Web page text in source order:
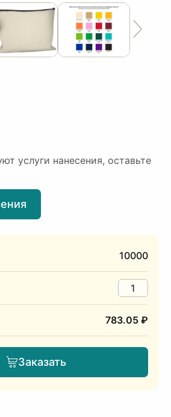
услуги нанесения, оставьте
10000
783.05 ₽
Заказать